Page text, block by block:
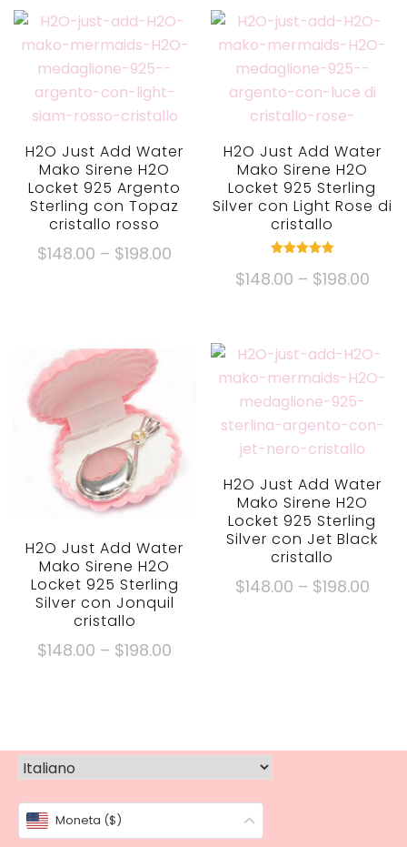
H2O Just Add Water
Mako Sirene H2O
Locket 925 Argento
Sterling con Topaz
cristallo rosso
$148.00 – $198.00
Attraverso
$198.00
più
varianti.
opzioni
possono
essere
scelte
sulla
pagina
del
prodotto
H2O Just Add Water
Mako Sirene H2O
Locket 925 Sterling
Silver con Light Rose di
cristallo
5.00
fuori da 5
$148.00 – $198.00
ha
più
varianti.
Le
opzioni
possono
essere
scelte
sulla
del
H2O Just Add Water
Mako Sirene H2O
Locket 925 Sterling
Silver con Jonquil
cristallo
$148.00 – $198.00
Attraverso
più
varianti.
Le
opzioni
H2O Just Add Water
Mako Sirene H2O
Locket 925 Sterling
Silver con Jet Black
cristallo
$148.00 – $198.00
Moneta ($)